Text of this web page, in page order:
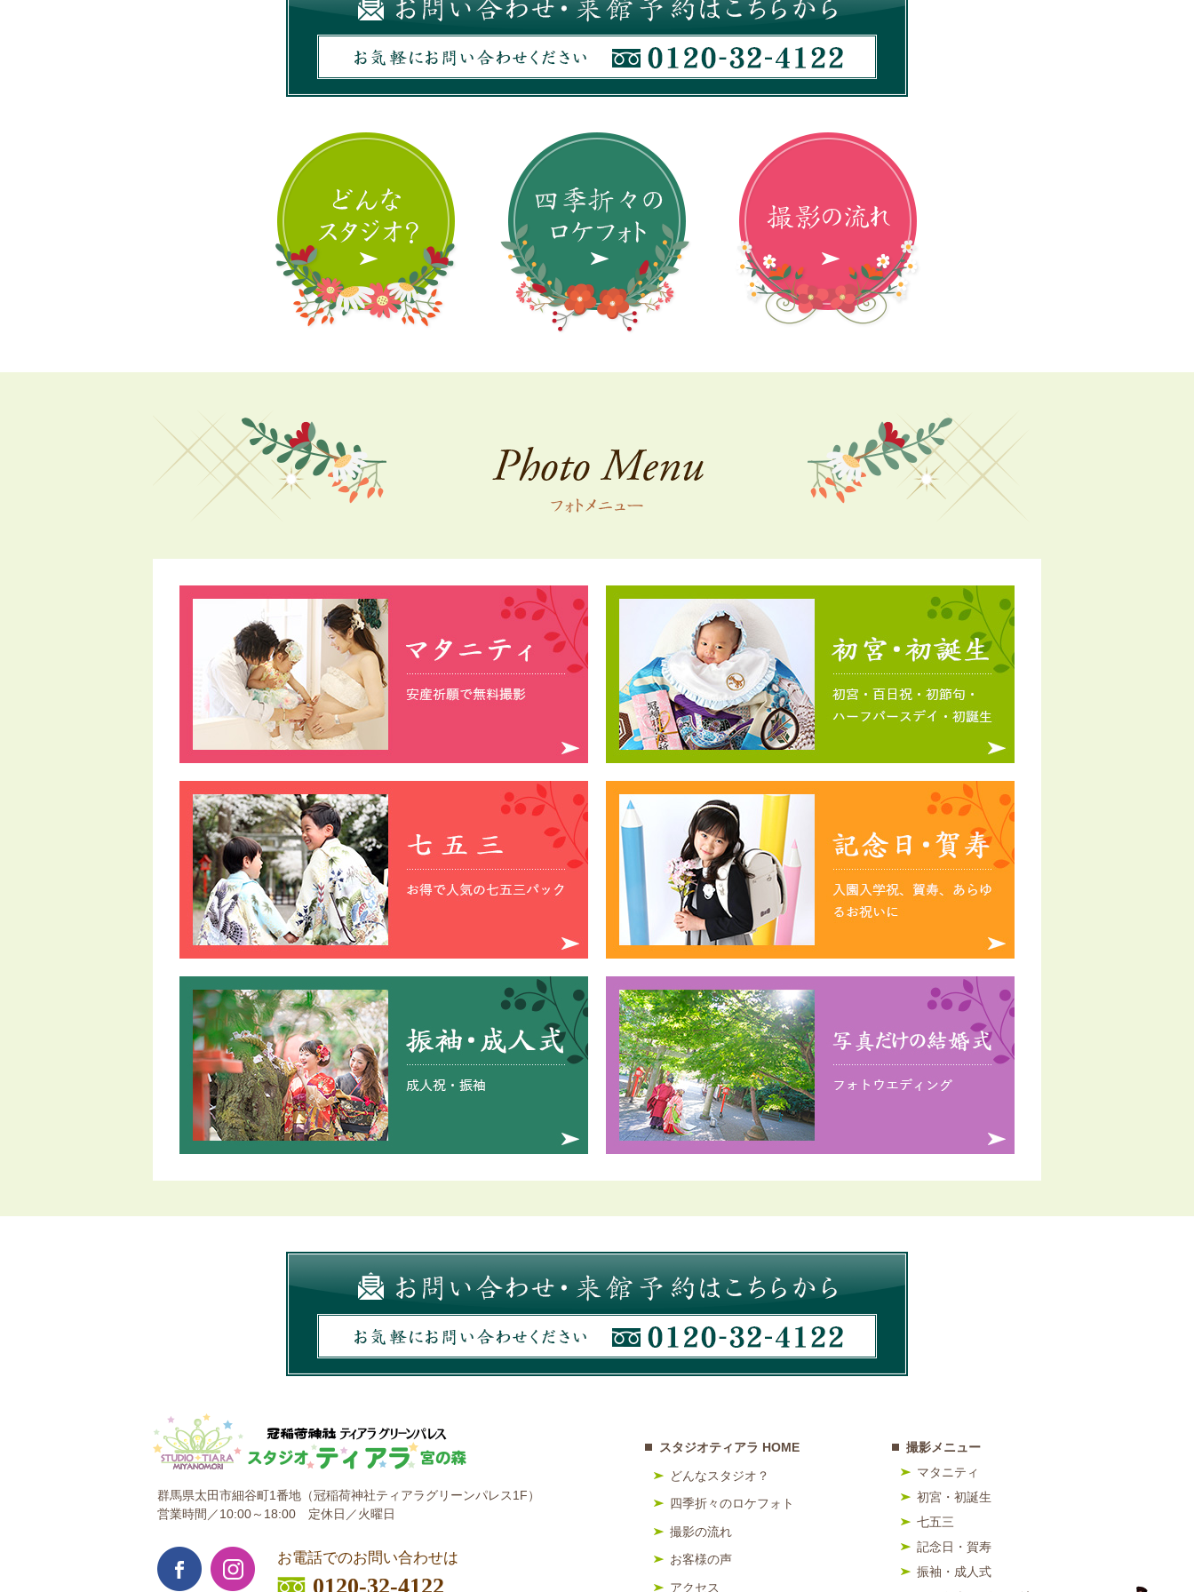
スタジオティアラ HOME
どんなスタジオ？
四季折々のロケフォト
撮影の流れ
お客様の声
アクセス
撮影メニュー
マタニティ
初宮・初誕生
七五三
記念日・賀寿
振袖・成人式
群馬県太田市細谷町1番地（冠稲荷神社ティアラグリーンパレス1F）
営業時間／10:00～18:00 定休日／火曜日
お電話でのお問い合わせは
0120-32-4122